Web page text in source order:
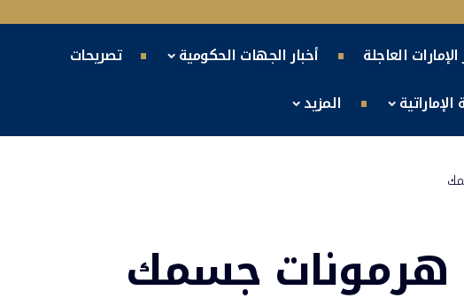
العاجلة أخبار الجهات الحكومية
تصريحات
المزيد
هرمونات جسمك